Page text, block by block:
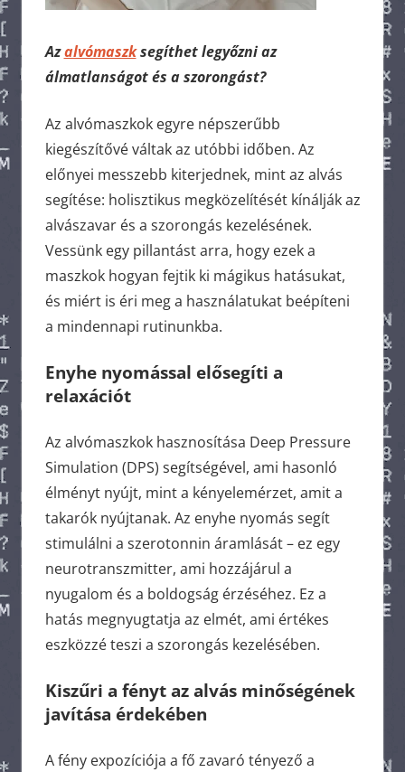
Azalvómaszksegíthet legyőzni az
álmatlanságot és a szorongást?
Az alvómaszkok egyre népszerűbb
kiegészítővé váltak az utóbbi időben. Az
előnyei messzebb kiterjednek, mint az alvás
segítése: holisztikus megközelítését kínálják az
alvászavar és a szorongás kezelésének.
Vessünk egy pillantást arra, hogy ezek a
maszkok hogyan fejtik ki mágikus hatásukat,
és miért is éri meg a használatukat beépíteni
a mindennapi rutinunkba.
Enyhe nyomással elősegíti a
relaxációt
Az alvómaszkok hasznosítása Deep Pressure
Simulation (DPS) segítségével, ami hasonló
élményt nyújt, mint a kényelemérzet, amit a
takarók nyújtanak. Az enyhe nyomás segít
stimulálni a szerotonnin áramlását – ez egy
neurotranszmitter, ami hozzájárul a
nyugalom és a boldogság érzéséhez. Ez a
hatás megnyugtatja az elmét, ami értékes
eszközzé teszi a szorongás kezelésében.
Kiszűri a fényt az alvás minőségének
javítása érdekében
A fény expozíciója a fő zavaró tényező a